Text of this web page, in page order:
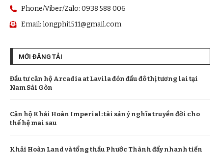
Phone/Viber/Zalo: 0938 588 006
Email: longphi1511@gmail.com
MỚI ĐĂNG TẢI
Đầu tư căn hộ Arcadia at Lavila đón đầu đô thị tương lai tại
Nam Sài Gòn
Căn hộ Khải Hoàn Imperial: tài sản ý nghĩa truyền đời cho
thế hệ mai sau
Khải Hoàn Land và tổng thầu Phước Thành đẩy nhanh tiến